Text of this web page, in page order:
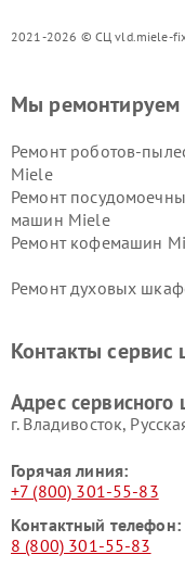
2021-2026 © СЦ vld.miele-
Мы ремонтируем
Ремонт роботов-
Miele
Ремонт
машин Miele
Ремонт кофемашин
Ремонт духовых
Miele
Miele
Контакты сервис
Адрес сервисного
г. Владивосток,
Горячая линия:
+7 (800) 301-55-83
Контактный телефон:
8 (800) 301-55-83